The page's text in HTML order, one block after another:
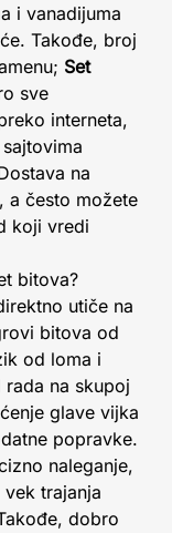
i vanadijuma
Takođe, broj
Set
sve
interneta,
na
a često možete
koji vredi
bitova?
utiče na
bitova od
od loma i
na skupoj
glave vijka
popravke.
naleganje,
trajanja
dobro